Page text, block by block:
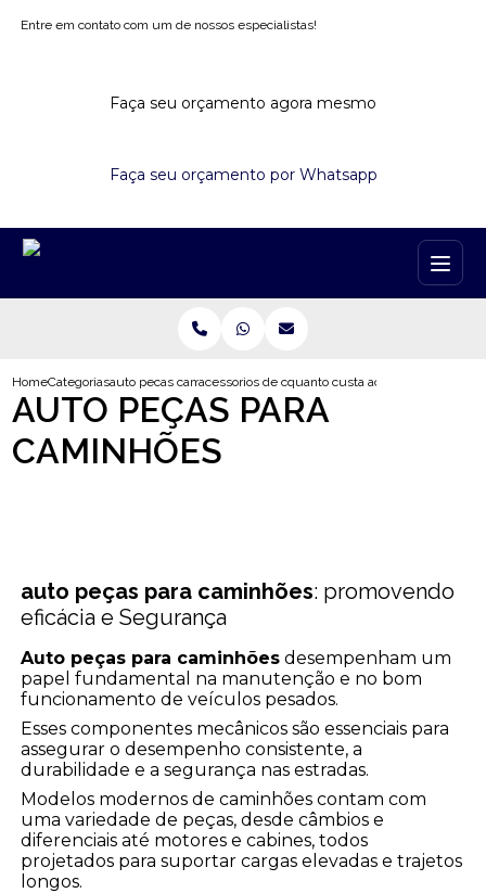
Entre em contato com um de nossos especialistas!
Faça seu orçamento agora mesmo
Faça seu orçamento por Whatsapp
HomeCategoriasauto pecas caminhoesacessorios de caminhaoquanto custa acessorios para
AUTO PEÇAS PARA
CAMINHÕES
auto peças para caminhões: promovendo
eficácia e Segurança
Auto peças para caminhões desempenham um
papel fundamental na manutenção e no bom
funcionamento de veículos pesados.
Esses componentes mecânicos são essenciais para
assegurar o desempenho consistente, a
durabilidade e a segurança nas estradas.
Modelos modernos de caminhões contam com
uma variedade de peças, desde câmbios e
diferenciais até motores e cabines, todos
projetados para suportar cargas elevadas e trajetos
longos.